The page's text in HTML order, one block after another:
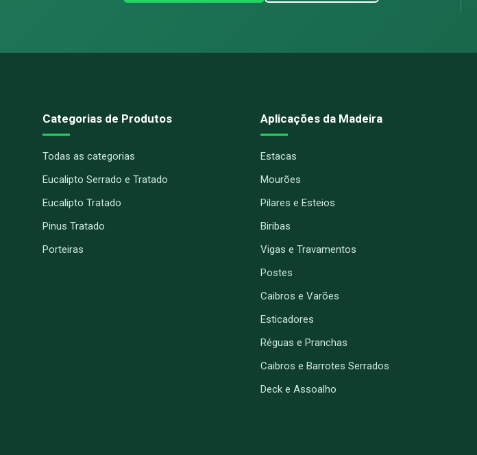
Categorias de Produtos
Todas as categorias
Eucalipto Serrado e Tratado
Eucalipto Tratado
Pinus Tratado
Porteiras
Aplicações da Madeira
Estacas
Mourões
Pilares e Esteios
Biribas
Vigas e Travamentos
Postes
Caibros e Varões
Esticadores
Réguas e Pranchas
Caibros e Barrotes Serrados
Deck e Assoalho